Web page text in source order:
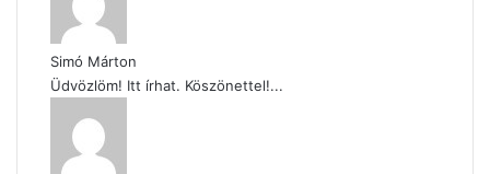
Simó Márton
Üdvözlöm! Itt írhat. Köszönettel!...